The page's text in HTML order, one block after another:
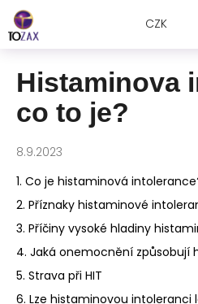
Přejít
obsah
CZK
Histaminova
co to je?
8.9.2023
1. Co je histaminová
2. Příznaky histaminové
3. Příčiny vysoké hladiny
4. Jaká onemocnění způsobují
5. Strava při HIT
6. Lze histaminovou intoleranci
o
C
o
o
t
ř
e
b
u
j